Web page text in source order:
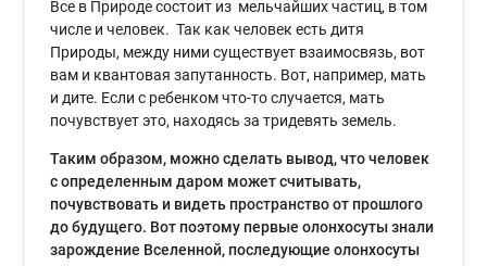
Все в Природе состоит из мельчайших частиц, в том
числе и человек. Так как человек есть дитя
Природы, между ними существует взаимосвязь, вот
вам и квантовая запутанность. Вот, например, мать
и дите. Если с ребенком что-то случается, мать
почувствует это, находясь за тридевять земель.
Таким образом, можно сделать вывод, что человек
с определенным даром может считывать,
почувствовать и видеть пространство от прошлого
до будущего. Вот поэтому первые олонхосуты знали
зарождение Вселенной, последующие олонхосуты